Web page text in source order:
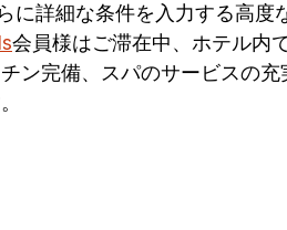
詳細な条件を入力する高度
会員様はご滞在中、ホテル内
ン完備、スパのサービスの